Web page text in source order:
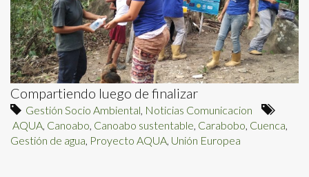
Compartiendo luego de finalizar
Gestión Socio Ambiental Noticias Comunicacion
AQUA Canoabo Canoabo sustentable Carabobo Cuenca
Gestión de agua Proyecto AQUA Unión Europea